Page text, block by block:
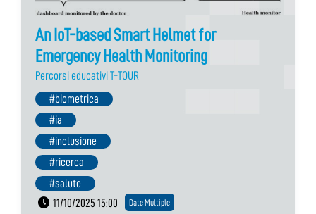
An IoT-based Smart Helmet for
Emergency Health Monitoring
Percorsi educativi T-TOUR
#biometrica
#ia
#inclusione
#ricerca
#salute
11/10/2025 15:00
Date Multiple